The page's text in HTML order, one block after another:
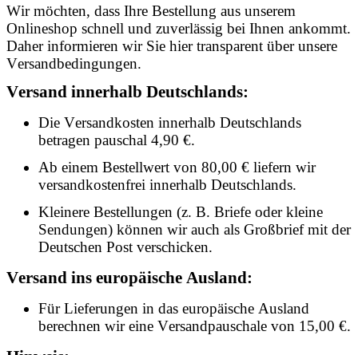
Wir möchten, dass Ihre Bestellung aus unserem
Onlineshop schnell und zuverlässig bei Ihnen ankommt.
Daher informieren wir Sie hier transparent über unsere
Versandbedingungen.
Versand innerhalb Deutschlands:
Die Versandkosten innerhalb Deutschlands
betragen pauschal 4,90 €.
Ab einem Bestellwert von 80,00 € liefern wir
versandkostenfrei innerhalb Deutschlands.
Kleinere Bestellungen (z. B. Briefe oder kleine
Sendungen) können wir auch als Großbrief mit der
Deutschen Post verschicken.
Versand ins europäische Ausland:
Für Lieferungen in das europäische Ausland
berechnen wir eine Versandpauschale von 15,00 €.